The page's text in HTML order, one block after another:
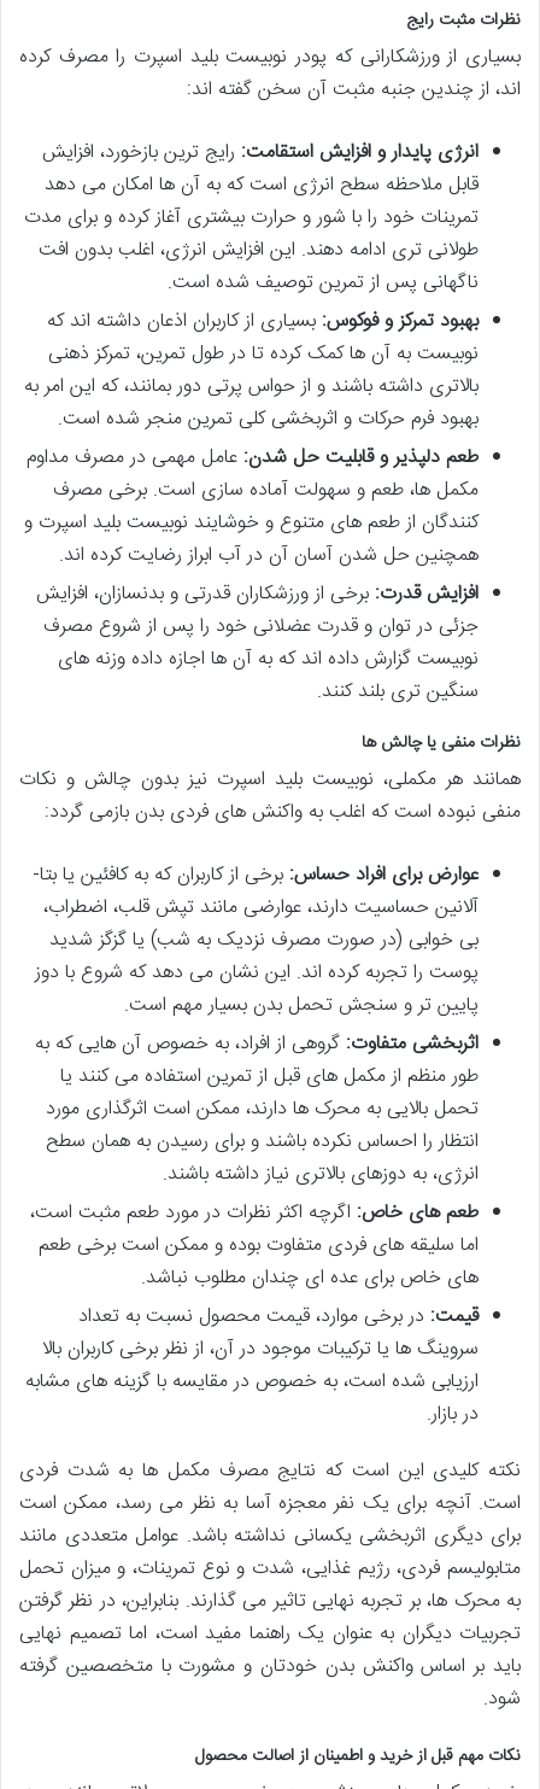
نظرات مثبت رایج
بسیاری از ورزشکارانی که پودر نوبیست بلید اسپرت را مصرف کرده
اند، از چندین جنبه مثبت آن سخن گفته اند:
انرژی پایدار و افزایش استقامت: رایج ترین بازخورد، افزایش
قابل ملاحظه سطح انرژی است که به آن ها امکان می دهد
تمرینات خود را با شور و حرارت بیشتری آغاز کرده و برای مدت
طولانی تری ادامه دهند. این افزایش انرژی، اغلب بدون افت
ناگهانی پس از تمرین توصیف شده است.
بهبود تمرکز و فوکوس: بسیاری از کاربران اذعان داشته اند که
نوبیست به آن ها کمک کرده تا در طول تمرین، تمرکز ذهنی
بالاتری داشته باشند و از حواس پرتی دور بمانند، که این امر به
بهبود فرم حرکات و اثربخشی کلی تمرین منجر شده است.
طعم دلپذیر و قابلیت حل شدن: عامل مهمی در مصرف مداوم
مکمل ها، طعم و سهولت آماده سازی است. برخی مصرف
کنندگان از طعم های متنوع و خوشایند نوبیست بلید اسپرت و
همچنین حل شدن آسان آن در آب ابراز رضایت کرده اند.
افزایش قدرت: برخی از ورزشکاران قدرتی و بدنسازان، افزایش
جزئی در توان و قدرت عضلانی خود را پس از شروع مصرف
نوبیست گزارش داده اند که به آن ها اجازه داده وزنه های
سنگین تری بلند کنند.
نظرات منفی یا چالش ها
همانند هر مکملی، نوبیست بلید اسپرت نیز بدون چالش و نکات
منفی نبوده است که اغلب به واکنش های فردی بدن بازمی گردد:
عوارض برای افراد حساس: برخی از کاربران که به کافئین یا بتا-
آلانین حساسیت دارند، عوارضی مانند تپش قلب، اضطراب،
بی خوابی (در صورت مصرف نزدیک به شب) یا گزگز شدید
پوست را تجربه کرده اند. این نشان می دهد که شروع با دوز
پایین تر و سنجش تحمل بدن بسیار مهم است.
اثربخشی متفاوت: گروهی از افراد، به خصوص آن هایی که به
طور منظم از مکمل های قبل از تمرین استفاده می کنند یا
تحمل بالایی به محرک ها دارند، ممکن است اثرگذاری مورد
انتظار را احساس نکرده باشند و برای رسیدن به همان سطح
انرژی، به دوزهای بالاتری نیاز داشته باشند.
طعم های خاص: اگرچه اکثر نظرات در مورد طعم مثبت است،
اما سلیقه های فردی متفاوت بوده و ممکن است برخی طعم
های خاص برای عده ای چندان مطلوب نباشد.
قیمت: در برخی موارد، قیمت محصول نسبت به تعداد
سروینگ ها یا ترکیبات موجود در آن، از نظر برخی کاربران بالا
ارزیابی شده است، به خصوص در مقایسه با گزینه های مشابه
در بازار.
نکته کلیدی این است که نتایج مصرف مکمل ها به شدت فردی
است. آنچه برای یک نفر معجزه آسا به نظر می رسد، ممکن است
برای دیگری اثربخشی یکسانی نداشته باشد. عوامل متعددی مانند
متابولیسم فردی، رژیم غذایی، شدت و نوع تمرینات، و میزان تحمل
به محرک ها، بر تجربه نهایی تاثیر می گذارند. بنابراین، در نظر گرفتن
تجربیات دیگران به عنوان یک راهنما مفید است، اما تصمیم نهایی
باید بر اساس واکنش بدن خودتان و مشورت با متخصصین گرفته
شود.
نکات مهم قبل از خرید و اطمینان از اصالت محصول